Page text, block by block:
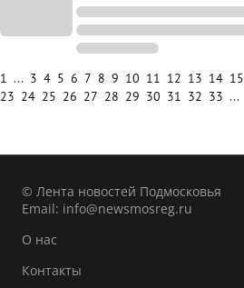
1 ... 3 4 5 6 7 8 9 10 11 12 13 14 15
23 24 25 26 27 28 29 30 31 32 33 ...
© Лента новостей Подмосковья
Email: info@newsmosreg.ru
О нас
Контакты